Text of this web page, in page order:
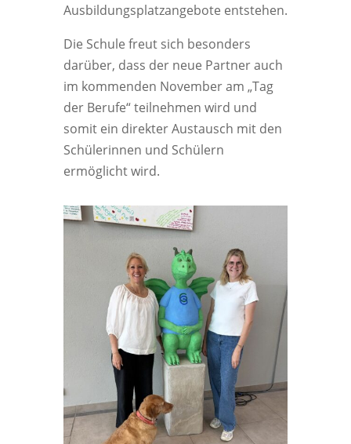
Ausbildungsplatzangebote entstehen.
Die Schule freut sich besonders
darüber, dass der neue Partner auch
im kommenden November am „Tag
der Berufe“ teilnehmen wird und
somit ein direkter Austausch mit den
Schülerinnen und Schülern
ermöglicht wird.